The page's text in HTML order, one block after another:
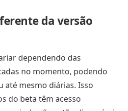
da versão
dependendo das
no momento, podendo
até mesmo diárias. Isso
do beta têm acesso